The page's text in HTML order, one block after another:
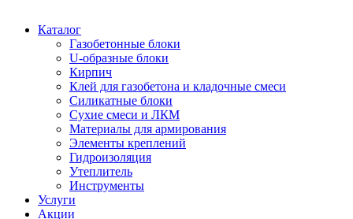
Каталог
Газобетонные блоки
U-образные блоки
Кирпич
Клей для газобетона и кладочные смеси
Силикатные блоки
Сухие смеси и ЛКМ
Материалы для армирования
Элементы креплений
Гидроизоляция
Утеплитель
Инструменты
Услуги
Акции